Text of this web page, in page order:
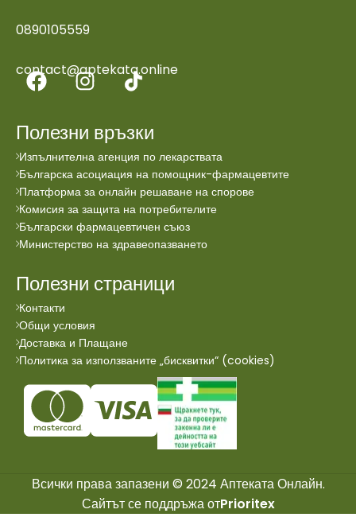
0890105559
contact@aptekata.online
Полезни връзки
Изпълнителна агенция по лекарствата
Българска асоциация на помощник-фармацевтите
Платформа за онлайн решаване на спорове
Комисия за защита на потребителите
Български фармацевтичен съюз
Министерство на здравеопазването
Полезни страници
Контакти
Общи условия
Доставка и Плащане
Политика за използваните „бисквитки“ (cookies)
Всички права запазени © 2024 Аптеката Онлайн.
Сайтът се поддръжа отPrioritex